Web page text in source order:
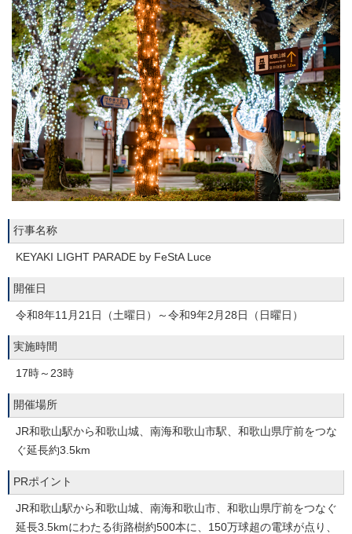
行事名称
KEYAKI LIGHT PARADE by FeStA Luce
開催日
令和8年11月21日（土曜日）～令和9年2月28日（日曜日）
実施時間
17時～23時
開催場所
JR和歌山駅から和歌山城、南海和歌山市駅、和歌山県庁前をつな
ぐ延長約3.5km
PRポイント
JR和歌山駅から和歌山城、南海和歌山市、和歌山県庁前をつなぐ
延長3.5kmにわたる街路樹約500本に、150万球超の電球が点り、